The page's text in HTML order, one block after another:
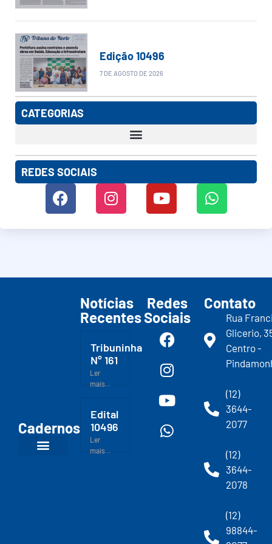
Edição 10496
7 DE AGOSTO DE 2026
CATEGORIAS
REDES SOCIAIS
Cadernos
Notícias
Recentes
Tribuninha
N° 161
Ler
mais...
Edital
10496
Ler
mais...
Redes
Sociais
Contato
Rua
Glicerio,
Centro -
(12)
3644-
2077
(12)
3644-
2078
(12)
98844-